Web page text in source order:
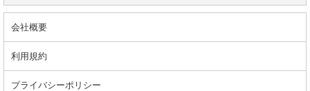
会社概要
利用規約
プライバシーポリシー